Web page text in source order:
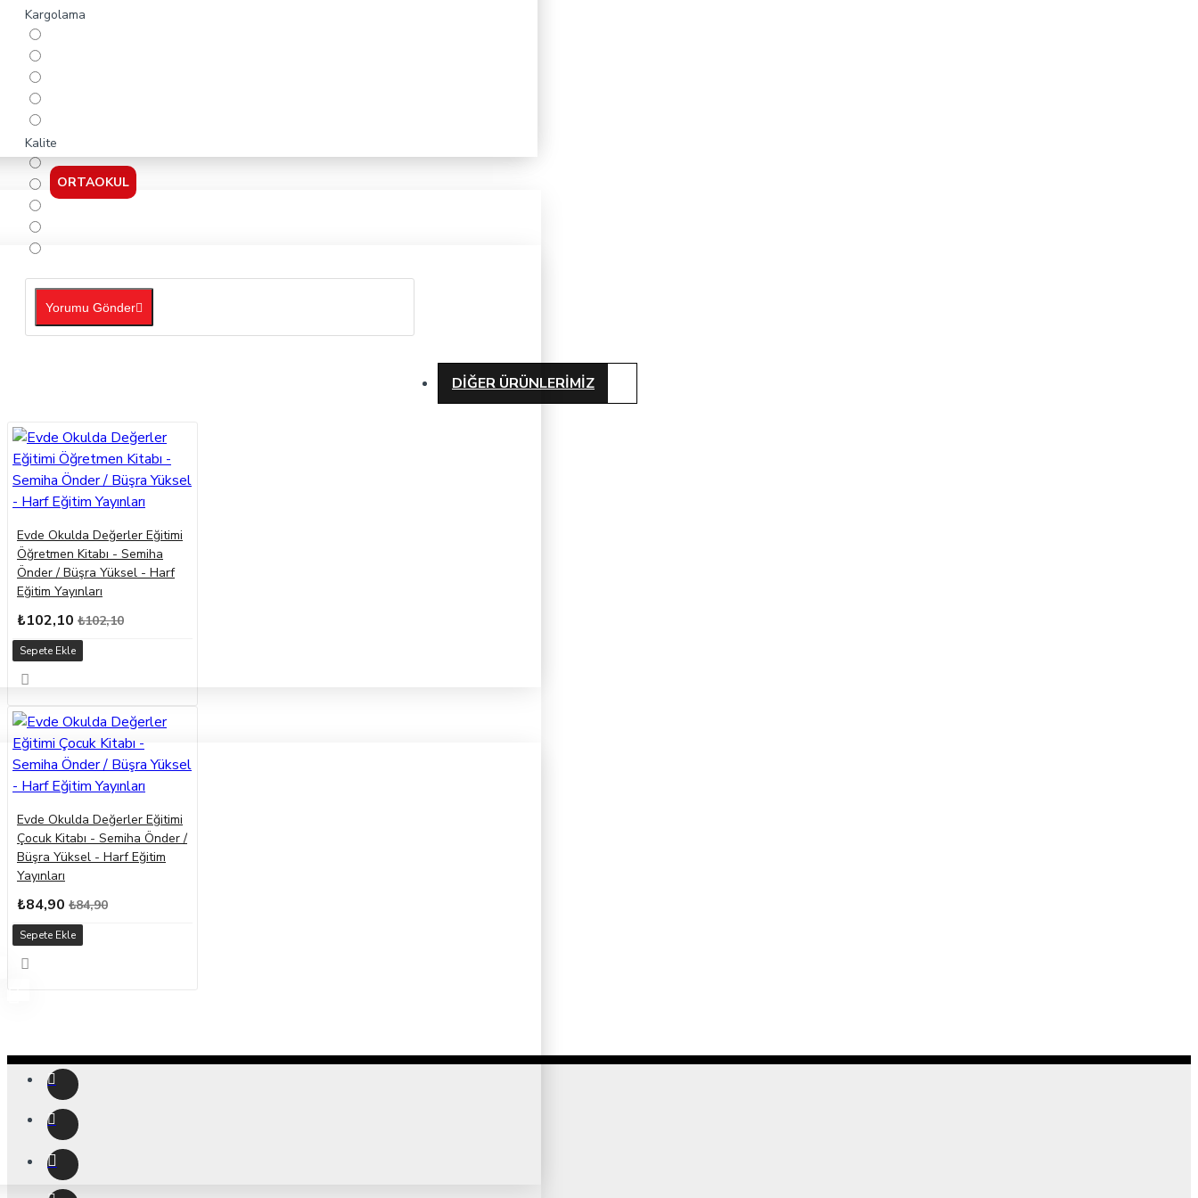
ORTAOKUL
Kargolama
Kalite
Yorumu Gönder
DIĞER ÜRÜNLERIMIZ
Evde Okulda Değerler Eğitimi
Öğretmen Kitabı - Semiha
Önder / Büşra Yüksel - Harf
Eğitim Yayınları
₺102,10 ₺102,10
Sepete Ekle
Evde Okulda Değerler Eğitimi
Çocuk Kitabı - Semiha Önder /
Büşra Yüksel - Harf Eğitim
Yayınları
₺84,90 ₺84,90
Sepete Ekle